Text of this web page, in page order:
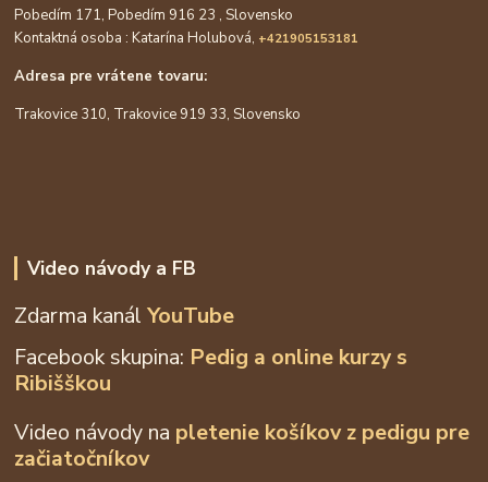
Pobedím 171, Pobedím 916 23 , Slovensko
Kontaktná osoba : Katarína Holubová, +421905153181
Adresa pre vrátene tovaru:
Trakovice 310, Trakovice 919 33, Slovensko
Video návody a FB
Zdarma kanálYouTube
Facebook skupina: Pedig a online kurzy s
Ribišškou
Video návody na pletenie košíkov z pedigu pre
začiatočníkov